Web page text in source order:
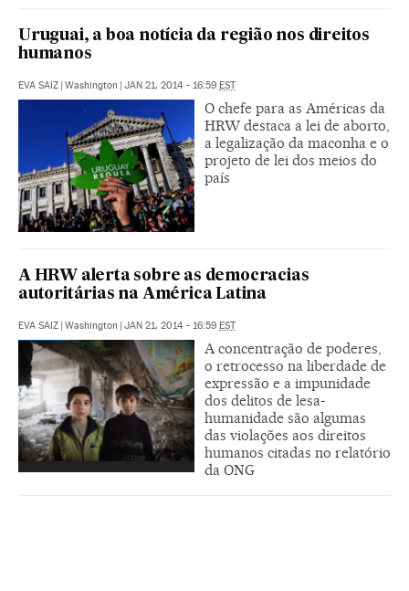
Uruguai, a boa notícia da região nos direitos
humanos
EVA SAIZ | Washington | JAN 21, 2014 - 16:59 EST
O chefe para as Américas da
HRW destaca a lei de aborto,
a legalização da maconha e o
projeto de lei dos meios do
país
A HRW alerta sobre as democracias
autoritárias na América Latina
EVA SAIZ | Washington | JAN 21, 2014 - 16:59 EST
A concentração de poderes,
o retrocesso na liberdade de
expressão e a impunidade
dos delitos de lesa-
humanidade são algumas
das violações aos direitos
humanos citadas no relatório
da ONG